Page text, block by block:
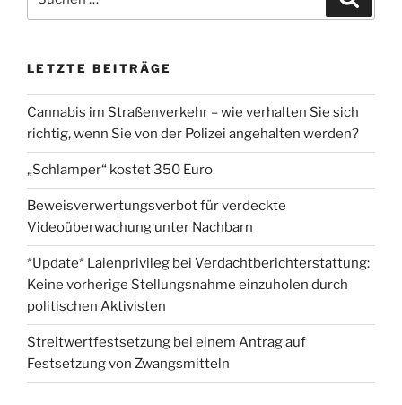
nach:
LETZTE BEITRÄGE
Cannabis im Straßenverkehr – wie verhalten Sie sich
richtig, wenn Sie von der Polizei angehalten werden?
„Schlamper“ kostet 350 Euro
Beweisverwertungsverbot für verdeckte
Videoüberwachung unter Nachbarn
*Update* Laienprivileg bei Verdachtberichterstattung:
Keine vorherige Stellungsnahme einzuholen durch
politischen Aktivisten
Streitwertfestsetzung bei einem Antrag auf
Festsetzung von Zwangsmitteln